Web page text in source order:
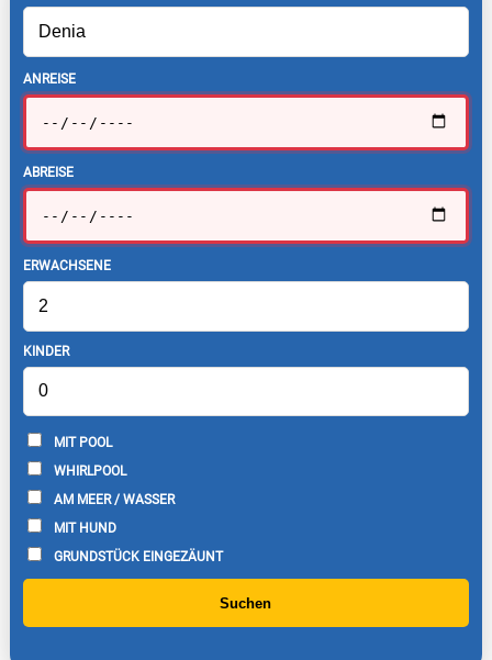
ANREISE
ABREISE
ERWACHSENE
KINDER
MIT POOL
WHIRLPOOL
AM MEER / WASSER
MIT HUND
GRUNDSTÜCK EINGEZÄUNT
Suchen